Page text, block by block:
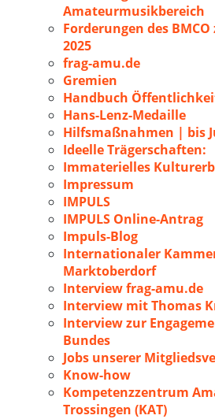
Amateurmusikbereich
Forderungen des
2025
frag-amu.de
Gremien
Handbuch
Hans-Lenz-Medaille
Hilfsmaßnahmen | bis
Ideelle Trägerschaften:
Immaterielles
Impressum
IMPULS
IMPULS Online-Antrag
Impuls-Blog
Internationaler
Marktoberdorf
Interview frag-amu.de
Interview mit Thomas
Interview zur
Bundes
Jobs unserer
Know-how
Kompetenzzentrum
Trossingen (KAT)